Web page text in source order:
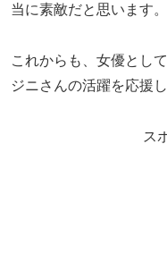
当に素敵だと思います。
これからも、女優とし
ジニさんの活躍を応援
ス